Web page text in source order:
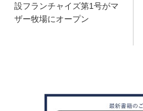
稿
ナ
設フランチャイズ第1号がマ
ザー牧場にオープン